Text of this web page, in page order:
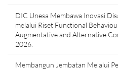
DIC Unesa Membawa Inovasi
melalui Riset Functional
Augmentative and Alternative
2026.
Membangun Jembatan Melalui